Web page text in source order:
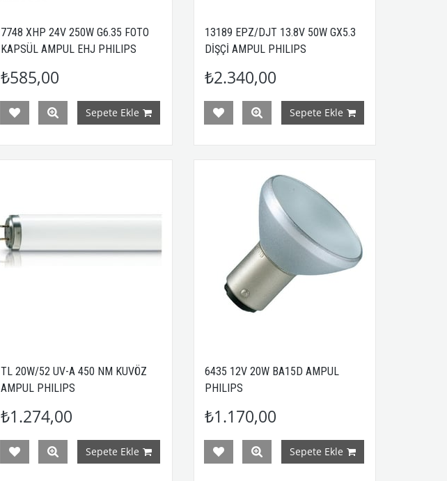
7748 XHP 24V 250W G6.35 FOTO
KAPSÜL AMPUL EHJ PHILIPS
₺585,00
Sepete Ekle
13189 EPZ/DJT 13.8V 50W GX5.3
DİŞÇİ AMPUL PHILIPS
₺2.340,00
Sepete Ekle
TL 20W/52 UV-A 450 NM KUVÖZ
AMPUL PHILIPS
₺1.274,00
Sepete Ekle
6435 12V 20W BA15D AMPUL
PHILIPS
₺1.170,00
Sepete Ekle